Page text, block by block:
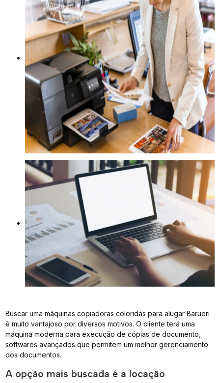
Buscar uma máquinas copiadoras coloridas para alugar Barueri
é muito vantajoso por diversos motivos. O cliente terá uma
máquina moderna para execução de cópias de documento,
softwares avançados que permitem um melhor gerenciamento
dos documentos.
A opção mais buscada é a locação